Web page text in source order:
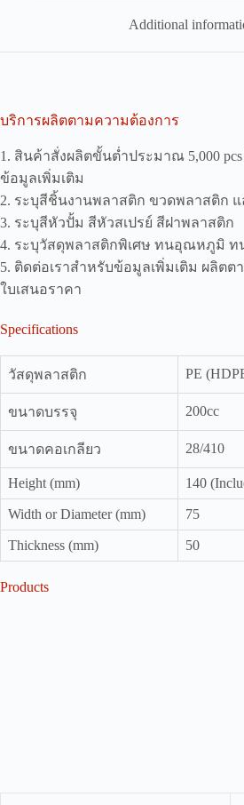
Additional
บริการผลิตตามความต้องการ
1. สินค้าสั่งผลิตขั้นต่ำประมาณ 5,000
ข้อมูลเพิ่มเติม
2. ระบุสีชิ้นงานพลาสติก ขวดพลาสติก แ
3. ระบุสีหัวปั้ม สีหัวสเปรย์ สีฝาพลาสติก
4. ระบุวัสดุพลาสติกพิเศษ ทนอุณหภูมิ ท
5. ติดต่อเราสำหรับข้อมูลเพิ่มเติม ผลิตต
ใบเสนอราคา
Specifications
วัสดุพลาสติก PE
ขนาดบรรจุ 200cc
ขนาดคอเกลียว 28/410
Height (mm) 140
Width or Diameter (mm) 75
Thickness (mm) 50
Products